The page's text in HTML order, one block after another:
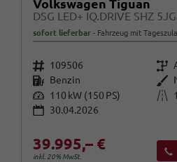
Volkswagen Tiguan
DSG LED+ IQ.DRIVE SHZ
sofort lieferbar Fahrzeug mit
Fahrzeugnr. 109506 Getriebe
Kraftstoff Benzin Außenfarbe
Leistung 110 kW (150 PS) Kilometerstand
30.04.2026
39.995,– €
inkl. 20% MwSt.